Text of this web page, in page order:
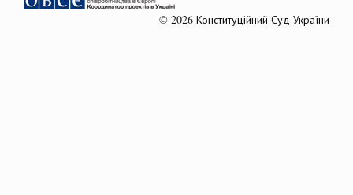
© 2026 Конституційний Суд України